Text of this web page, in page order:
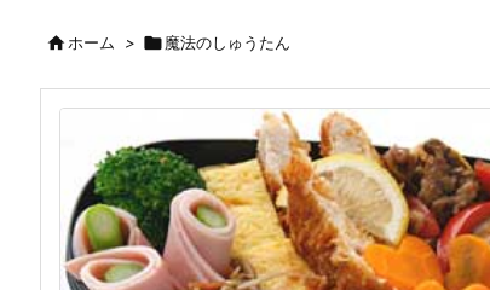
ホーム > 魔法のしゅうたん